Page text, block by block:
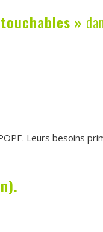
»
Leurs besoins